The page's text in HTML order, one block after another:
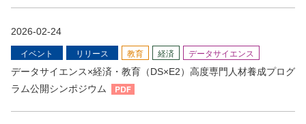
2026-02-24
イベント リリース 教育 経済 データサイエンス
データサイエンス×経済・教育（DS×E2）高度専門人材養成プログ
ラム公開シンポジウム